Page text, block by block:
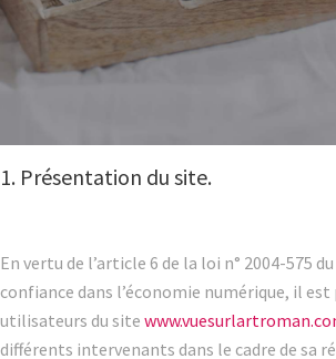
1. Présentation du site.
En vertu de l’article 6 de la loi n° 2004-575
confiance dans l’économie numérique, il est
utilisateurs du site
différents intervenants dans le cadre de sa